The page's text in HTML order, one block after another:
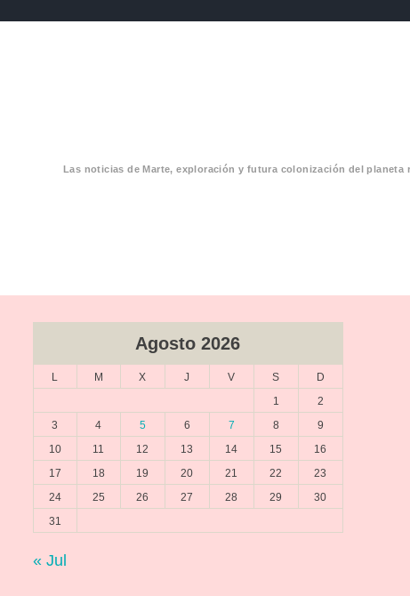
Las noticias de Marte, exploración y futura colonización del planeta
Agosto 2026
L M X J V S
D
1
2
3
4 5 6 7 8
9
10
11 12 13 14 15
16
17
18 19 20 21 22
23
24
25 26 27 28 29
30
31
« Jul